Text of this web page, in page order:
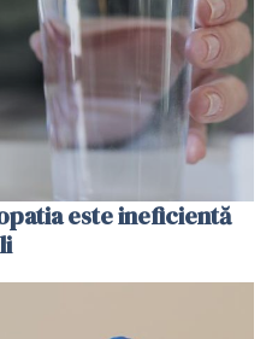
este ineficientă